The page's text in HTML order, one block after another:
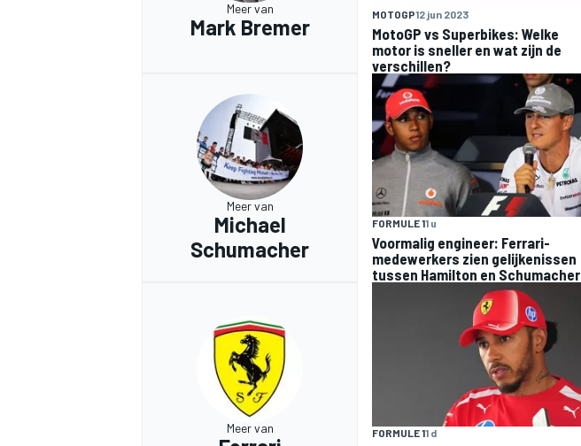
Meer van
Mark Bremer
MOTOGP12 jun 2023
MotoGP vs Superbikes: Welke
motor is sneller en wat zijn de
verschillen?
Meer van
Michael
Schumacher
FORMULE 11 u
Voormalig engineer: Ferrari-
medewerkers zien gelijkenissen
tussen Hamilton en Schumacher
Meer van FORMULE 11 d